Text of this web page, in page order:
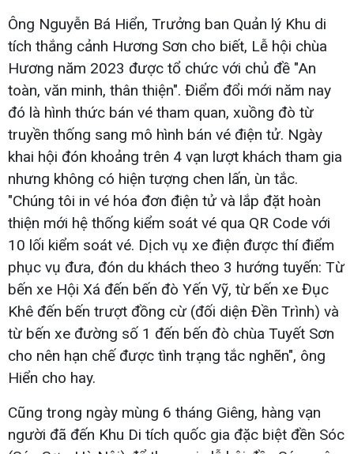
Ông Nguyễn Bá Hiển, Trưởng ban Quản lý Khu di
tích thắng cảnh Hương Sơn cho biết, Lễ hội chùa
Hương năm 2023 được tổ chức với chủ đề "An
toàn, văn minh, thân thiện". Điểm đổi mới năm nay
đó là hình thức bán vé tham quan, xuồng đò từ
truyền thống sang mô hình bán vé điện tử. Ngày
khai hội đón khoảng trên 4 vạn lượt khách tham gia
nhưng không có hiện tượng chen lấn, ùn tắc.
"Chúng tôi in vé hóa đơn điện tử và lắp đặt hoàn
thiện mới hệ thống kiểm soát vé qua QR Code với
10 lối kiểm soát vé. Dịch vụ xe điện được thí điểm
phục vụ đưa, đón du khách theo 3 hướng tuyến: Từ
bến xe Hội Xá đến bến đò Yến Vỹ, từ bến xe Đục
Khê đến bến trượt đồng cừ (đối diện Đền Trình) và
từ bến xe đường số 1 đến bến đò chùa Tuyết Sơn
cho nên hạn chế được tình trạng tắc nghẽn", ông
Hiển cho hay.
Cũng trong ngày mùng 6 tháng Giêng, hàng vạn
người đã đến Khu Di tích quốc gia đặc biệt đền Sóc